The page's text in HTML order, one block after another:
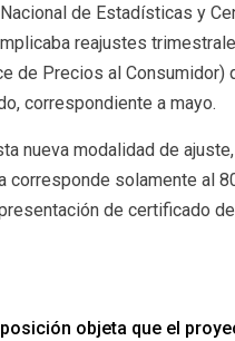
de Estadísticas y
reajustes
de Precios al
correspondiente a mayo.
nueva modalidad de
corresponde solamente al
de certificado
objeta que el